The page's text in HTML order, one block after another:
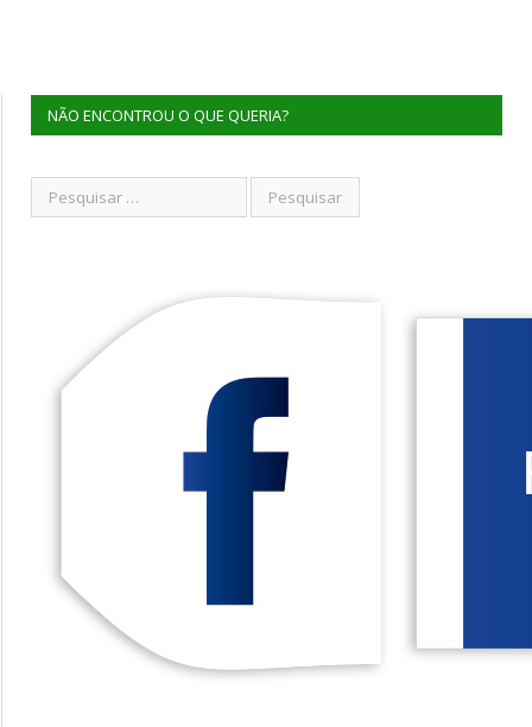
NÃO ENCONTROU O QUE QUERIA?